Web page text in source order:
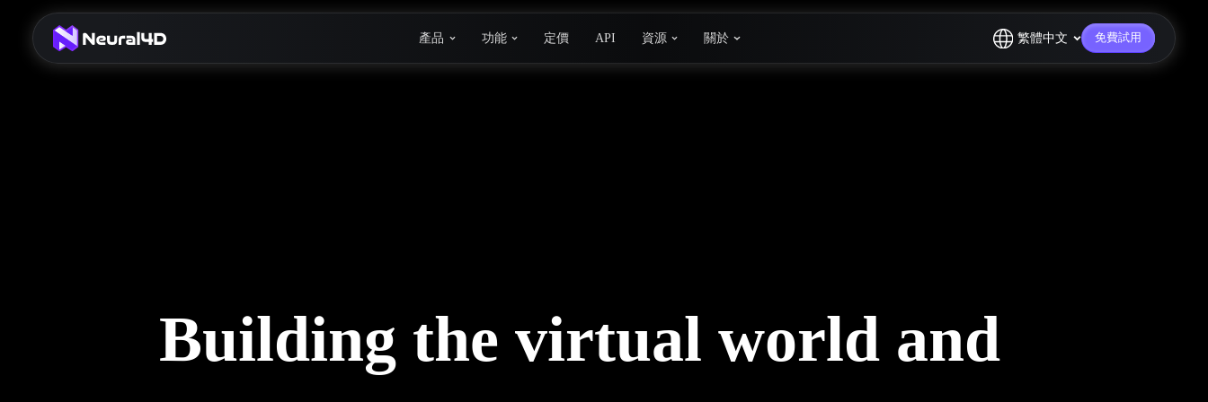
產品 功能 定價 API 資源 關於 繁體中文 免費試用
Building the virtual world and